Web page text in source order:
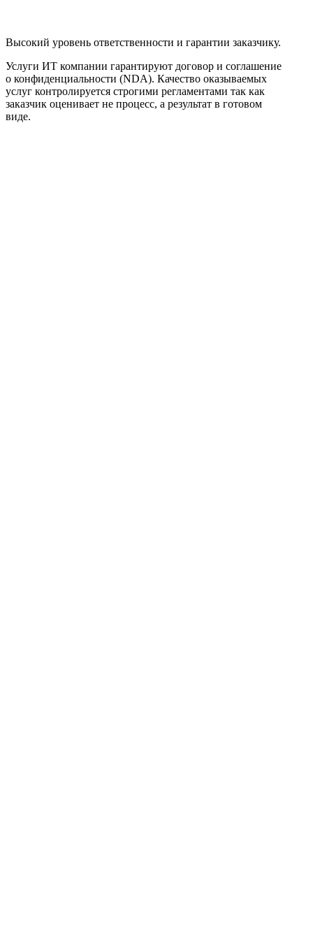
Высокий уровень ответственности и гарантии заказчику.
Услуги ИТ компании гарантируют договор и соглашение
о конфиденциальности (NDA). Качество оказываемых
услуг контролируется строгими регламентами так как
заказчик оценивает не процесс, а результат в готовом
виде.